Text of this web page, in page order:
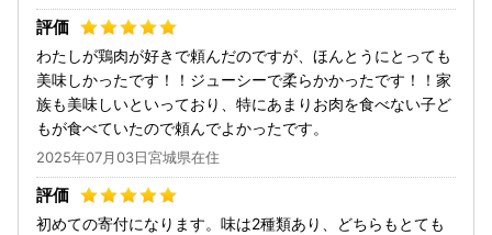
わたしが鶏肉が好きで頼んだのですが、ほんとうにとっても
美味しかったです！！ジューシーで柔らかかったです！！家
族も美味しいといっており、特にあまりお肉を食べない子ど
もが食べていたので頼んでよかったです。
2025年07月03日宮城県在住
初めての寄付になります。味は2種類あり、どちらもとても